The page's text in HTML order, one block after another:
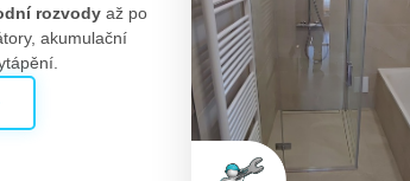
rozvody až po
akumulační